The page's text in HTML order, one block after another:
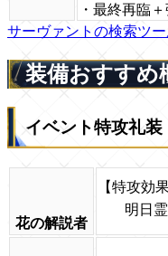
・最終再臨
サーヴァントの検索ツ
装備おすすめ
イベント特攻礼装
花の解説者
【特攻効果
明日